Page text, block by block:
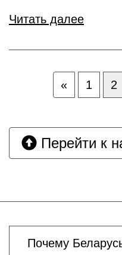
Читать далее
« 1 2
Перейти к
Почему